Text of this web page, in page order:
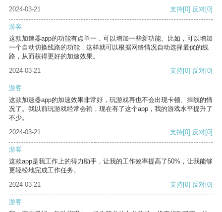
2024-03-21 支持[0] 反对[0]
游客
这款加速器app的功能有点单一，可以增加一些新功能。比如，可以增加
一个自动切换线路的功能，这样就可以根据网络情况自动选择最优的线
路，从而获得更好的加速效果。
2024-03-21
支持[0] 反对[0]
游客
这款加速器app的加速效果非常好，玩游戏再也不会出现卡顿、掉线的情
况了。我以前玩游戏经常会输，现在有了这个app，我的游戏水平提升了
不少。
2024-03-21
支持[0] 反对[0]
游客
这款app是我工作上的得力助手，让我的工作效率提高了50%，让我能够
更轻松地完成工作任务。
2024-03-21
支持[0] 反对[0]
游客